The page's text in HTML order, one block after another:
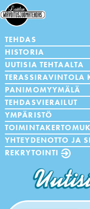
TEHDAS
HISTORIA
UUTISIA TEHTAALTA
TERASSIRAVINTOLA
PANIMOMYYMÄLÄ
TEHDASVIERAILUT
YMPÄRISTÖ
YHTEYDENOTTO JA
REKRYTOINTI